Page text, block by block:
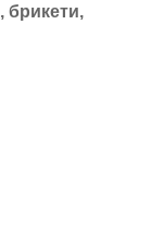
брикети,